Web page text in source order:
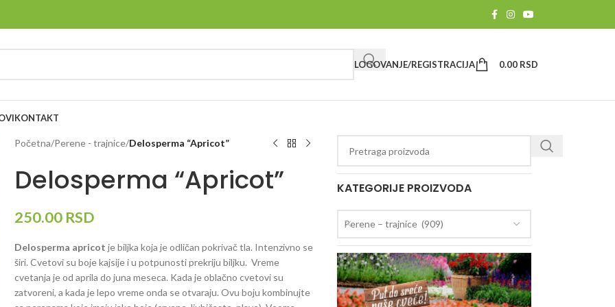
LOGOVANJE/REGISTRACIJA 0.00 RSD
KONTAKT
Početna/Perene - trajnice/Delosperma “Apricot”
Delosperma “Apricot”
250.00 RSD
Delosperma apricot je biljka koja je odličan pokrivač tla. Intenzivno se
širi. Cvetovi su boje kajsije i u potpunosti prekriju biljku. Vreme
cvetanja je od aprila do juna meseca. Kada je oblačno cvetovi su
zatvoreni, a kada je lepo vreme onda se otvaraju. Ovu boju kombinujte
KATEGORIJE PROIZVODA
Perene – trajnice (909)